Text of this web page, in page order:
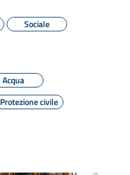
Sociale
Acqua
Protezione civile